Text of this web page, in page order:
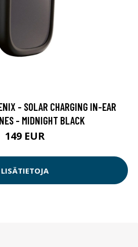
- SOLAR CHARGING IN-EAR
- MIDNIGHT BLACK
149 EUR
LISÄTIETOJA